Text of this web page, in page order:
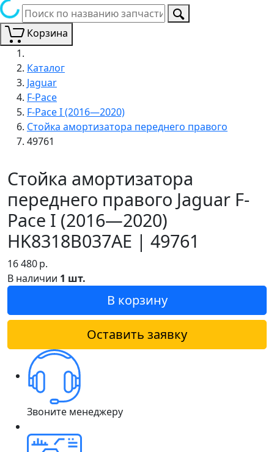
Корзина
Каталог
Jaguar
F-Pace
F-Pace I (2016—2020)
Стойка амортизатора переднего правого
49761
Стойка амортизатора
переднего правого Jaguar F-
Pace I (2016—2020)
HK8318B037AE | 49761
16 480р.
В наличии 1 шт.
В корзину
Оставить заявку
Звоните менеджеру